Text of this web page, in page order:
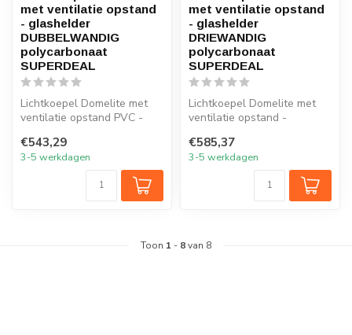
met ventilatie opstand
- glashelder
DUBBELWANDIG
polycarbonaat
SUPERDEAL
Lichtkoepel Domelite met
ventilatie opstand PVC -
polyca...
€543,29
3-5 werkdagen
met ventilatie opstand
- glashelder
DRIEWANDIG
polycarbonaat
SUPERDEAL
Lichtkoepel Domelite met
ventilatie opstand -
polycarbona...
€585,37
3-5 werkdagen
Toon 1 - 8van 8